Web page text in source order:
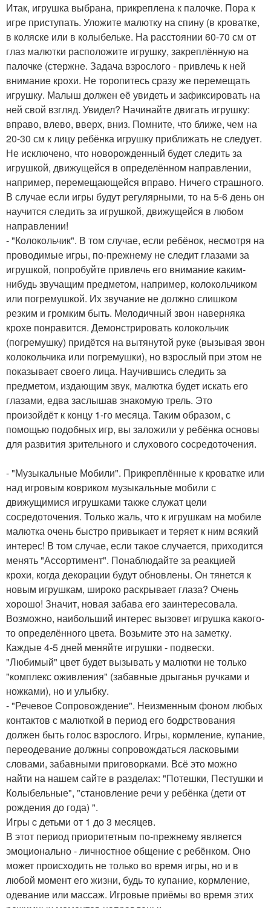
Итак, игрушка выбрана, прикреплена к палочке. Пора к
игре приступать. Уложите малютку на спину (в кроватке,
в коляске или в колыбельке. На расстоянии 60-70 см от
глаз малютки расположите игрушку, закреплённую на
палочке (стержне. Задача взрослого - привлечь к ней
внимание крохи. Не торопитесь сразу же перемещать
игрушку. Малыш должен её увидеть и зафиксировать на
ней свой взгляд. Увидел? Начинайте двигать игрушку:
вправо, влево, вверх, вниз. Помните, что ближе, чем на
20-30 см к лицу ребёнка игрушку приближать не следует.
Не исключено, что новорожденный будет следить за
игрушкой, движущейся в определённом направлении,
например, перемещающейся вправо. Ничего страшного.
В случае если игры будут регулярными, то на 5-6 день он
научится следить за игрушкой, движущейся в любом
направлении!
- "Колокольчик". В том случае, если ребёнок, несмотря на
проводимые игры, по-прежнему не следит глазами за
игрушкой, попробуйте привлечь его внимание каким-
нибудь звучащим предметом, например, колокольчиком
или погремушкой. Их звучание не должно слишком
резким и громким быть. Мелодичный звон наверняка
крохе понравится. Демонстрировать колокольчик
(погремушку) придётся на вытянутой руке (вызывая звон
колокольчика или погремушки), но взрослый при этом не
показывает своего лица. Научившись следить за
предметом, издающим звук, малютка будет искать его
глазами, едва заслышав знакомую трель. Это
произойдёт к концу 1-го месяца. Таким образом, с
помощью подобных игр, вы заложили у ребёнка основы
для развития зрительного и слухового сосредоточения.
- "Музыкальные Мобили". Прикреплённые к кроватке или
над игровым ковриком музыкальные мобили с
движущимися игрушками также служат цели
сосредоточения. Только жаль, что к игрушкам на мобиле
малютка очень быстро привыкает и теряет к ним всякий
интерес! В том случае, если такое случается, приходится
менять "Ассортимент". Понаблюдайте за реакцией
крохи, когда декорации будут обновлены. Он тянется к
новым игрушкам, широко раскрывает глаза? Очень
хорошо! Значит, новая забава его заинтересовала.
Возможно, наибольший интерес вызовет игрушка какого-
то определённого цвета. Возьмите это на заметку.
Каждые 4-5 дней меняйте игрушки - подвески.
"Любимый" цвет будет вызывать у малютки не только
"комплекс оживления" (забавные дрыганья ручками и
ножками), но и улыбку.
- "Речевое Сопровождение". Неизменным фоном любых
контактов с малюткой в период его бодрствования
должен быть голос взрослого. Игры, кормление, купание,
переодевание должны сопровождаться ласковыми
словами, забавными приговорками. Всё это можно
найти на нашем сайте в разделах: "Потешки, Пестушки и
Колыбельные", "становление речи у ребёнка (дети от
рождения до года) ".
Игры c детьми от 1 до 3 месяцев.
В этот период приоритетным по-прежнему является
эмоционально - личностное общение с ребёнком. Оно
может происходить не только во время игры, но и в
любой момент его жизни, будь то купание, кормление,
одевание или массаж. Игровые приёмы во время этих